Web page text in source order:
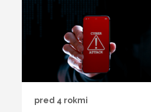
pred 4 rokmi